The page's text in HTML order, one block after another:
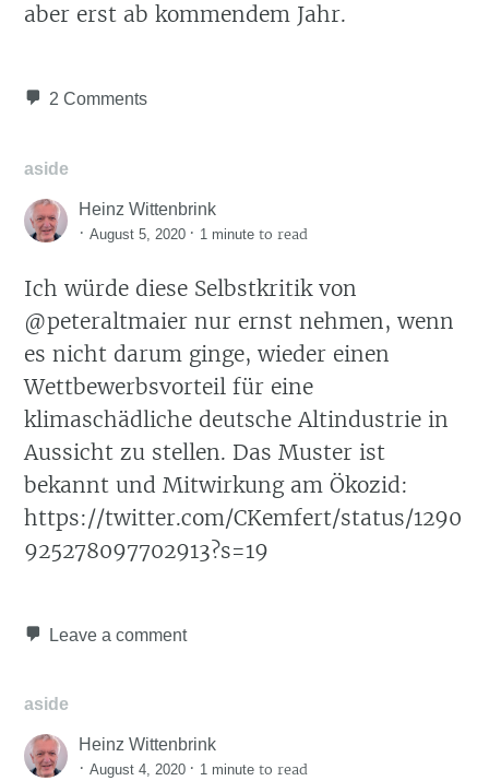
aber erst ab kommendem Jahr.
2 Comments
aside
Heinz Wittenbrink
·August 5, 2020 · 1 minute to read
Ich würde diese Selbstkritik von
@peteraltmaier nur ernst nehmen, wenn
es nicht darum ginge, wieder einen
Wettbewerbsvorteil für eine
klimaschädliche deutsche Altindustrie in
Aussicht zu stellen. Das Muster ist
bekannt und Mitwirkung am Ökozid:
https://twitter.com/CKemfert/status/1290
925278097702913?s=19
Leave a comment
aside
Heinz Wittenbrink
·August 4, 2020 · 1 minute to read